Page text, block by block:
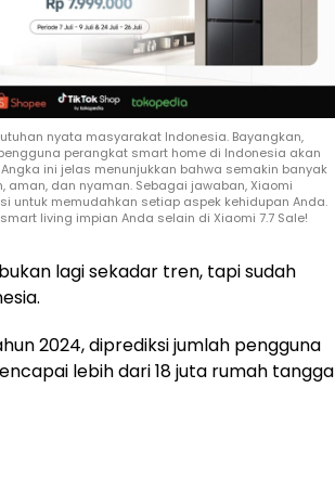
nyata masyarakat Indonesia. Bayangkan,
perangkat smart home di Indonesia akan
ini jelas menunjukkan bahwa semakin banyak
dan nyaman. Sebagai jawaban, Xiaomi
untuk memudahkan setiap aspek kehidupan Anda.
living impian Anda selain di Xiaomi 7.7 Sale!
lagi sekadar tren, tapi sudah
2024, diprediksi jumlah pengguna
lebih dari 18 juta rumah tangga